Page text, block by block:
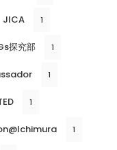
JICA 1
探究部 1
1
1
1